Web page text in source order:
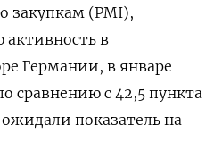
закупкам (PMI),
в
Германии, в январе
сравнению с 42,5 пункта
показатель на